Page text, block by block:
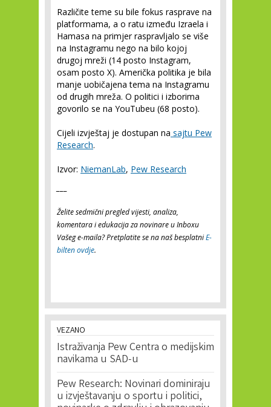
Različite teme su bile fokus rasprave na
platformama, a o ratu između Izraela i
Hamasa na primjer raspravljalo se više
na Instagramu nego na bilo kojoj
drugoj mreži (14 posto Instagram,
osam posto X). Američka politika je bila
manje uobičajena tema na Instagramu
od drugih mreža. O politici i izborima
govorilo se na YouTubeu (68 posto).
Cijeli izvještaj je dostupan na sajtu Pew
Research.
Izvor: NiemanLab, Pew Research
Želite sedmični pregled vijesti, analiza,
komentara i edukacija za novinare u Inboxu
Vašeg e-maila? Pretplatite se na naš besplatniE-
bilten ovdje.
VEZANO
Istraživanja Pew Centra o medijskim
navikama u SAD-u
Pew Research: Novinari dominiraju
u izvještavanju o sportu i politici,